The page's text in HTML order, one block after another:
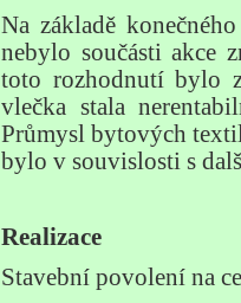
Na základě
nebylo součásti akce
toto rozhodnutí bylo
vlečka stala
Průmysl bytových
bylo v souvislosti s
Realizace
Stavební povolení na